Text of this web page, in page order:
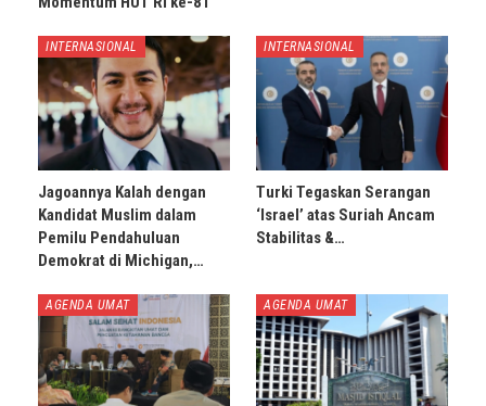
INTERNASIONAL
Jagoannya Kalah dengan
Kandidat Muslim dalam
Pemilu Pendahuluan
Demokrat di Michigan,…
INTERNASIONAL
Turki Tegaskan Serangan
‘Israel’ atas Suriah Ancam
Stabilitas &…
AGENDA UMAT AGENDA UMAT